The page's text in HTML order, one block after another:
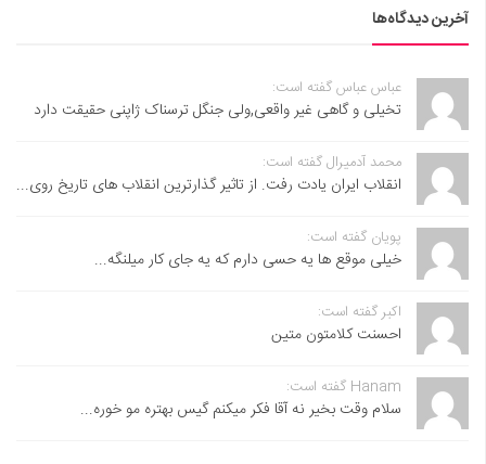
آخرین دیدگاه‌ها
عباس عباس گفته است:
تخیلی و گاهی غیر واقعی,ولی جنگل ترسناک ژاپنی حقیقت دارد
محمد آدمیرال گفته است:
انقلاب ایران یادت رفت. از تاثیر گذارترین انقلاب های تاریخ روی...
پویان گفته است:
خیلی موقع ها یه حسی دارم که یه جای کار میلنگه...
اکبر گفته است:
احسنت ‌کلامتون متین
Hanam گفته است:
سلام وقت بخیر نه آقا فکر میکنم گیس بهتره مو خوره...